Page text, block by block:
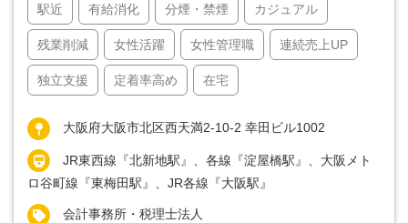
駅近 有給消化 分煙・禁煙 カジュアル
残業削減 女性活躍 女性管理職 連続売上UP
独立支援 定着率高め 在宅
大阪府大阪市北区西天満2-10-2 幸田ビル1002
JR東西線『北新地駅』、各線『淀屋橋駅』、大阪メト
ロ谷町線『東梅田駅』、JR各線『大阪駅』
会計事務所・税理士法人